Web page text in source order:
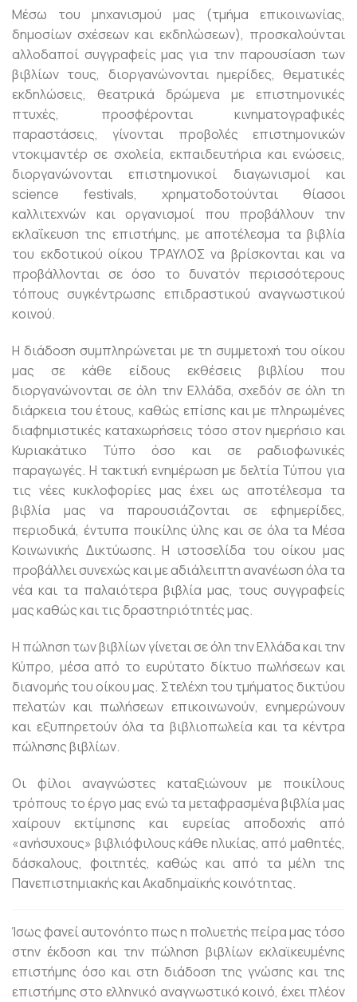
Μέσω του μηχανισμού μας (τμήμα επικοινωνίας,
δημοσίων σχέσεων και εκδηλώσεων), προσκαλούνται
αλλοδαποί συγγραφείς μας για την παρουσίαση των
βιβλίων τους, διοργανώνονται ημερίδες, θεματικές
εκδηλώσεις, θεατρικά δρώμενα με επιστημονικές
πτυχές, προσφέρονται κινηματογραφικές
παραστάσεις, γίνονται προβολές επιστημονικών
ντοκιμαντέρ σε σχολεία, εκπαιδευτήρια και ενώσεις,
διοργανώνονται επιστημονικοί διαγωνισμοί και
science festivals, χρηματοδοτούνται θίασοι
καλλιτεχνών και οργανισμοί που προβάλλουν την
εκλαΐκευση της επιστήμης, με αποτέλεσμα τα βιβλία
του εκδοτικού οίκου ΤΡΑΥΛΟΣ να βρίσκονται και να
προβάλλονται σε όσο το δυνατόν περισσότερους
τόπους συγκέντρωσης επιδραστικού αναγνωστικού
κοινού.
Η διάδοση συμπληρώνεται με τη συμμετοχή του οίκου
μας σε κάθε είδους εκθέσεις βιβλίου που
διοργανώνονται σε όλη την Ελλάδα, σχεδόν σε όλη τη
διάρκεια του έτους, καθώς επίσης και με πληρωμένες
διαφημιστικές καταχωρήσεις τόσο στον ημερήσιο και
Κυριακάτικο Τύπο όσο και σε ραδιοφωνικές
παραγωγές. Η τακτική ενημέρωση με δελτία Τύπου για
τις νέες κυκλοφορίες μας έχει ως αποτέλεσμα τα
βιβλία μας να παρουσιάζονται σε εφημερίδες,
περιοδικά, έντυπα ποικίλης ύλης και σε όλα τα Μέσα
Κοινωνικής Δικτύωσης. Η ιστοσελίδα του οίκου μας
προβάλλει συνεχώς και με αδιάλειπτη ανανέωση όλα τα
νέα και τα παλαιότερα βιβλία μας, τους συγγραφείς
μας καθώς και τις δραστηριότητές μας.
Η πώληση των βιβλίων γίνεται σε όλη την Ελλάδα και την
Κύπρο, μέσα από το ευρύτατο δίκτυο πωλήσεων και
διανομής του οίκου μας. Στελέχη του τμήματος δικτύου
πελατών και πωλήσεων επικοινωνούν, ενημερώνουν
και εξυπηρετούν όλα τα βιβλιοπωλεία και τα κέντρα
πώλησης βιβλίων.
Οι φίλοι αναγνώστες καταξιώνουν με ποικίλους
τρόπους το έργο μας ενώ τα μεταφρασμένα βιβλία μας
χαίρουν εκτίμησης και ευρείας αποδοχής από
«ανήσυχους» βιβλιόφιλους κάθε ηλικίας, από μαθητές,
δάσκαλους, φοιτητές, καθώς και από τα μέλη της
Πανεπιστημιακής και Ακαδημαϊκής κοινότητας.
Ίσως φανεί αυτονόητο πως η πολυετής πείρα μας τόσο
στην έκδοση και την πώληση βιβλίων εκλαϊκευμένης
επιστήμης όσο και στη διάδοση της γνώσης και της
επιστήμης στο ελληνικό αναγνωστικό κοινό, έχει πλέον